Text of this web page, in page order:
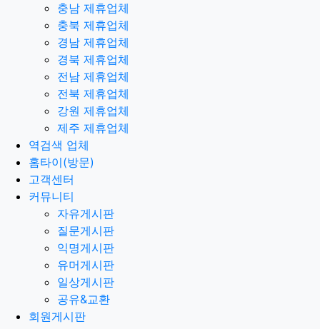
충남 제휴업체
충북 제휴업체
경남 제휴업체
경북 제휴업체
전남 제휴업체
전북 제휴업체
강원 제휴업체
제주 제휴업체
역검색 업체
홈타이(방문)
고객센터
커뮤니티
자유게시판
질문게시판
익명게시판
유머게시판
일상게시판
공유&교환
회원게시판